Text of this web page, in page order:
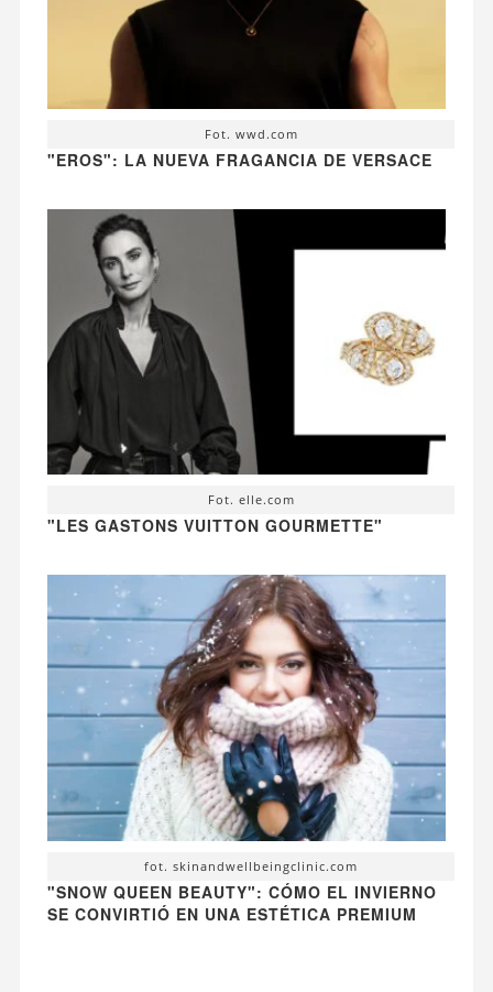
Fot. wwd.com
"EROS": LA NUEVA FRAGANCIA DE VERSACE
Fot. elle.com
"LES GASTONS VUITTON GOURMETTE"
fot. skinandwellbeingclinic.com
"SNOW QUEEN BEAUTY": CÓMO EL INVIERNO
SE CONVIRTIÓ EN UNA ESTÉTICA PREMIUM